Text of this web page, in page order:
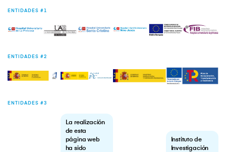
ENTIDADES #1
ENTIDADES #2
ENTIDADES #3
La realización
de esta
página web
ha sido
Instituto de
Investigación